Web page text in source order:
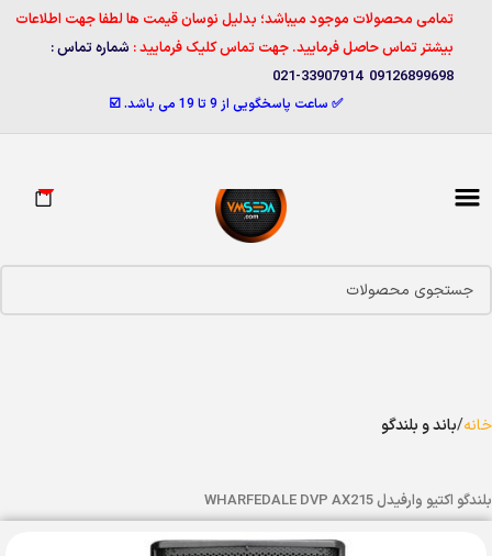
تمامی محصولات موجود میباشد؛ بدلیل نوسان قیمت ها لطفا جهت اطلاعات
بیشتر تماس حاصل فرمایید. جهت تماس کلیک فرمایید : شماره تماس :
09126899698 33907914-021
✅ ساعت پاسخگویی از 9 تا 19 می باشد. ☑️
0
خانه باند و بلندگو
بلندگو اکتیو وارفیدل WHARFEDALE DVP AX215